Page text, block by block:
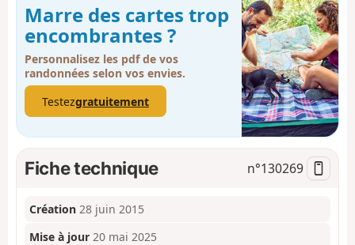
Marre des cartes trop
encombrantes ?
Personnalisez les pdf de vos
randonnées selon vos envies.
Testezgratuitement
Fiche technique n°130269
Création 28 juin 2015
Mise à jour 20 mai 2025